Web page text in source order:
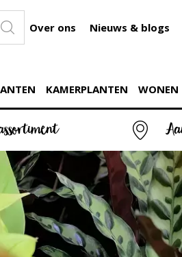
Over ons Nieuws & blogs
KAMERPLANTEN WONEN